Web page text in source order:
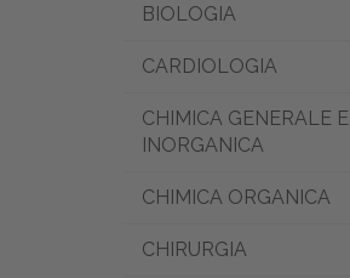
BIOLOGIA
CARDIOLOGIA
CHIMICA GENERALE E
INORGANICA
CHIMICA ORGANICA
CHIRURGIA